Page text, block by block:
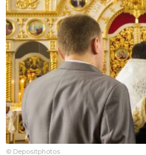
© Depositphotos